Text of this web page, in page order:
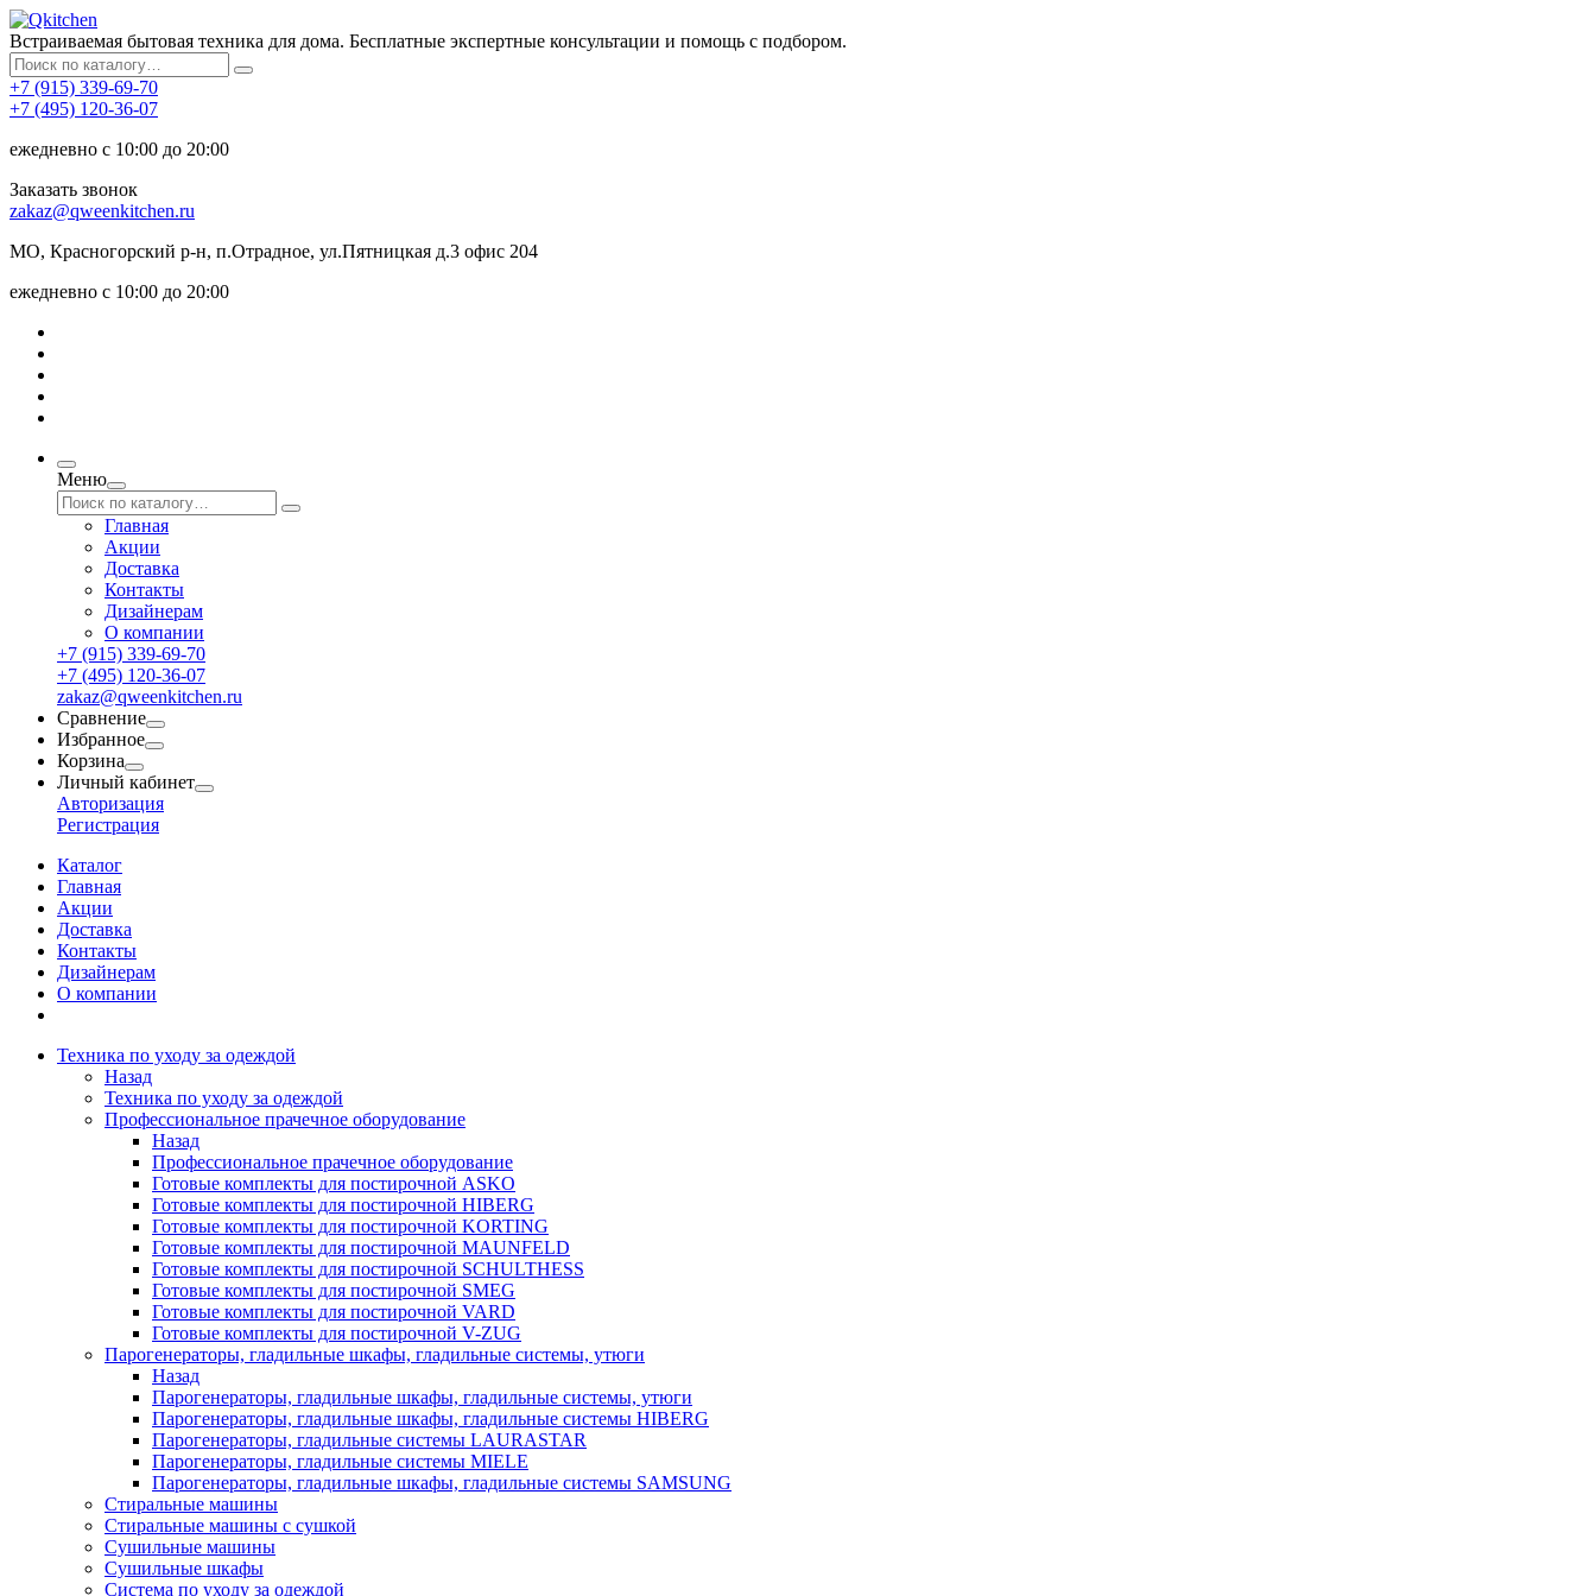
Встраиваемая бытовая техника для дома. Бесплатные экспертные консультации и помощь с подбором.
+7 (915) 339-69-70
+7 (495) 120-36-07
ежедневно с 10:00 до 20:00
Заказать звонок
zakaz@qweenkitchen.ru
МО, Красногорский р-н, п.Отрадное, ул.Пятницкая д.3 офис 204
ежедневно с 10:00 до 20:00
Меню
Главная
Акции
Доставка
Контакты
Дизайнерам
О компании
+7 (915) 339-69-70
+7 (495) 120-36-07
zakaz@qweenkitchen.ru
Сравнение
Избранное
Корзина
Личный кабинет
Авторизация
Регистрация
Каталог
Главная
Акции
Доставка
Контакты
Дизайнерам
О компании
Техника по уходу за одеждой
Назад
Техника по уходу за одеждой
Профессиональное прачечное оборудование
Назад
Профессиональное прачечное оборудование
Готовые комплекты для постирочной ASKO
Готовые комплекты для постирочной HIBERG
Готовые комплекты для постирочной KORTING
Готовые комплекты для постирочной MAUNFELD
Готовые комплекты для постирочной SCHULTHESS
Готовые комплекты для постирочной SMEG
Готовые комплекты для постирочной VARD
Готовые комплекты для постирочной V-ZUG
Парогенераторы, гладильные шкафы, гладильные системы, утюги
Назад
Парогенераторы, гладильные шкафы, гладильные системы, утюги
Парогенераторы, гладильные шкафы, гладильные системы HIBERG
Парогенераторы, гладильные системы LAURASTAR
Парогенераторы, гладильные системы MIELE
Парогенераторы, гладильные шкафы, гладильные системы SAMSUNG
Стиральные машины
Стиральные машины с сушкой
Сушильные машины
Сушильные шкафы
Система по уходу за одеждой